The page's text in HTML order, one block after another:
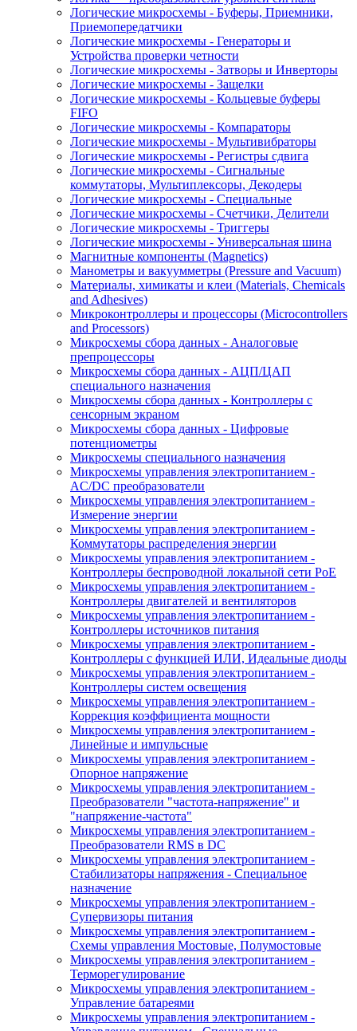
Логические микросхемы - Буферы, Приемники,
Приемопередатчики
Логические микросхемы - Генераторы и
Устройства проверки четности
Логические микросхемы - Затворы и Инверторы
Логические микросхемы - Защелки
Логические микросхемы - Кольцевые буферы
FIFO
Логические микросхемы - Компараторы
Логические микросхемы - Мультивибраторы
Логические микросхемы - Регистры сдвига
Логические микросхемы - Сигнальные
коммутаторы, Мультиплексоры, Декодеры
Логические микросхемы - Специальные
Логические микросхемы - Счетчики, Делители
Логические микросхемы - Триггеры
Логические микросхемы - Универсальная шина
Магнитные компоненты (Magnetics)
Манометры и вакуумметры (Pressure and Vacuum)
Материалы, химикаты и клеи (Materials, Chemicals
and Adhesives)
Микроконтроллеры и процессоры (Microcontrollers
and Processors)
Микросхемы сбора данных - Аналоговые
препроцессоры
Микросхемы сбора данных - АЦП/ЦАП
специального назначения
Микросхемы сбора данных - Контроллеры с
сенсорным экраном
Микросхемы сбора данных - Цифровые
потенциометры
Микросхемы специального назначения
Микросхемы управления электропитанием -
AC/DC преобразователи
Микросхемы управления электропитанием -
Измерение энергии
Микросхемы управления электропитанием -
Коммутаторы распределения энергии
Микросхемы управления электропитанием -
Контроллеры беспроводной локальной сети PoE
Микросхемы управления электропитанием -
Контроллеры двигателей и вентиляторов
Микросхемы управления электропитанием -
Контроллеры источников питания
Микросхемы управления электропитанием -
Контроллеры с функцией ИЛИ, Идеальные диоды
Микросхемы управления электропитанием -
Контроллеры систем освещения
Микросхемы управления электропитанием -
Коррекция коэффициента мощности
Микросхемы управления электропитанием -
Линейные и импульсные
Микросхемы управления электропитанием -
Опорное напряжение
Микросхемы управления электропитанием -
Преобразователи "частота-напряжение" и
"напряжение-частота"
Микросхемы управления электропитанием -
Преобразователи RMS в DC
Микросхемы управления электропитанием -
Стабилизаторы напряжения - Специальное
назначение
Микросхемы управления электропитанием -
Супервизоры питания
Микросхемы управления электропитанием -
Схемы управления Мостовые, Полумостовые
Микросхемы управления электропитанием -
Терморегулирование
Микросхемы управления электропитанием -
Управление батареями
Микросхемы управления электропитанием -